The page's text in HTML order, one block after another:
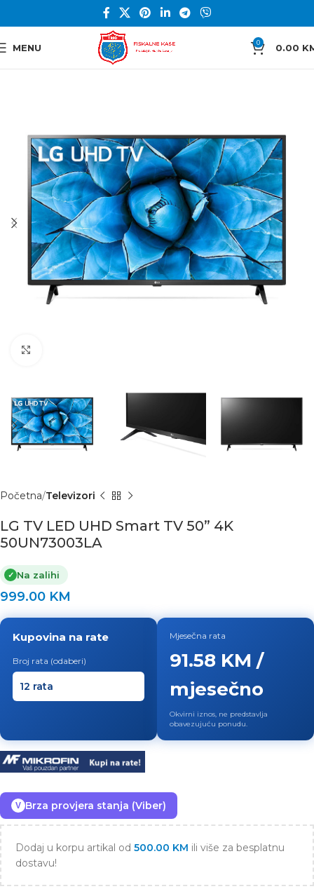
MENU 0 0.00
Početna Televizori
LG TV LED UHD Smart TV 50” 4K
50UN73003LA
✓ Na zalihi
999.00 KM
Kupovina na rate
Broj rata (odaberi)
Mjesečna rata
91.58 KM /
mjesečno
Okvirni iznos, ne predstavlja
obavezujuću ponudu.
V Brza provjera stanja (Viber)
Dodaj u korpu artikal od 500.00 KM ili više za besplatnu
dostavu!